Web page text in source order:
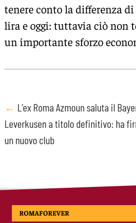
tenere conto la differenza
lira e oggi: tuttavia ciò non
un importante sforzo
Post
navigation
← L’ex Roma Azmoun saluta il
Leverkusen a titolo definitivo: ha
un nuovo club
ROMAFOREVER